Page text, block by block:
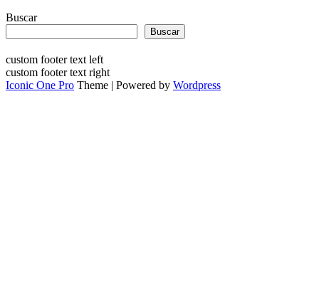
Buscar
Buscar
custom footer text left
custom footer text right
Iconic One Pro Theme | Powered by Wordpress